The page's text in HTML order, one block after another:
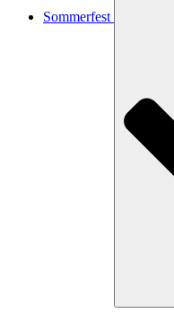
Sommerfest